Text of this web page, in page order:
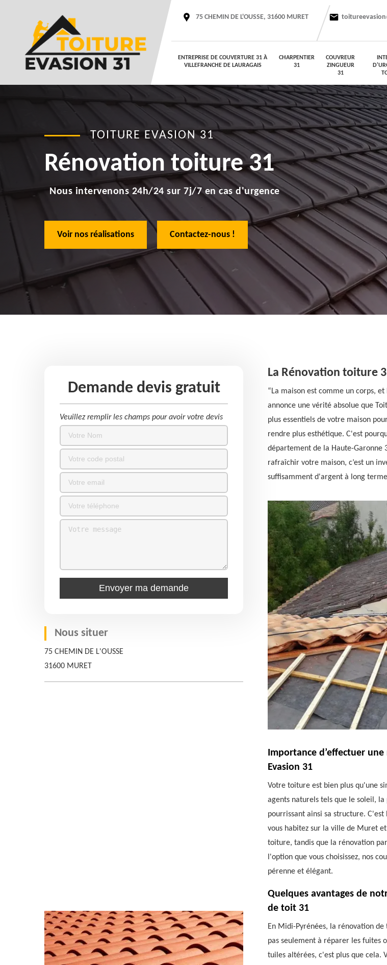
75 CHEMIN DE L'OUSSE, 31600 MURET
ENTREPRISE DE COUVERTURE 31 À
VILLEFRANCHE DE LAURAGAIS
CHARPENTIER
31
COUVREUR
ZINGUEUR
31
TOITURE EVASION 31
Rénovation toiture 31
Nous intervenons 24h/24 sur 7j/7 en cas d'urgence
Voir nos réalisations Contactez-nous !
Demande devis gratuit
Veuillez remplir les champs pour avoir votre devis
Nous situer
75 CHEMIN DE L'OUSSE
31600 MURET
La Rénovation toiture
“La maison est comme un corps,
annonce une vérité absolue que
plus essentiels de votre maison
rendre plus esthétique. C'est
département de la Haute-Garonne
rafraîchir votre maison, c’est un
suffisamment d'argent à long
Importance d’effectuer
Evasion 31
Votre toiture est bien plus qu'une
agents naturels tels que le soleil,
pourrissant ainsi sa structure.
vous habitez sur la ville de Muret
toiture, tandis que la rénovation
l'option que vous choisissez, nos
pérenne et élégant.
Quelques avantages de
de toit 31
En Midi-Pyrénées, la rénovation
pas seulement à réparer les fuites
tuiles altérées, c'est plus que cela.